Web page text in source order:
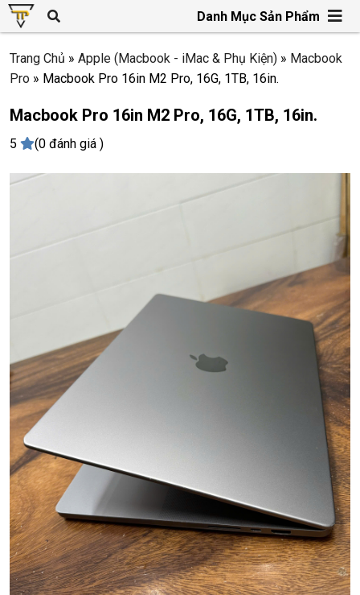
Danh Mục Sản Phẩm
Trang Chủ » Apple (Macbook - iMac & Phụ Kiện) » Macbook
Pro » Macbook Pro 16in M2 Pro, 16G, 1TB, 16in.
Macbook Pro 16in M2 Pro, 16G, 1TB, 16in.
5 (0 đánh giá )